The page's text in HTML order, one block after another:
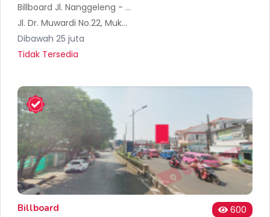
Billboard Jl. Nanggeleng - Cirahayu
Jl. Dr. Muwardi No.22, Muka, Kec. Cianjur, Kabupaten Cianjur, Jawa Barat 43215, Indonesia
Dibawah 25 juta
Tidak Tersedia
Billboard
600